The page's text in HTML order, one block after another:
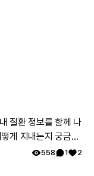
질환 정보를 함께 나
게 지내는지 궁금해
558 1 2